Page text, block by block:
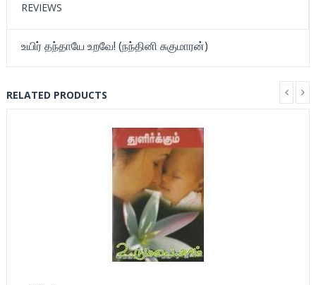
REVIEWS
உயிர் தந்தாயே உறவே! (நந்தினி சுகுமாரன்)
RELATED PRODUCTS